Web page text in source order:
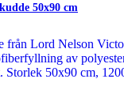
50x90 cm
från Lord Nelson
av
Storlek 50x90 cm,